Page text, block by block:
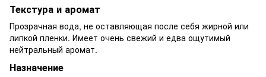
Текстура и аромат
Прозрачная вода, не оставляющая после себя жирной или
липкой пленки. Имеет очень свежий и едва ощутимый
нейтральный аромат.
Назначение